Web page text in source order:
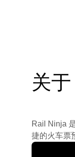
关
Rail Ninja
捷的火车票